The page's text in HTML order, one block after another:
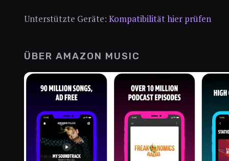
Unterstützte Geräte: Kompatibilität hier prüfen
ÜBER AMAZON MUSIC